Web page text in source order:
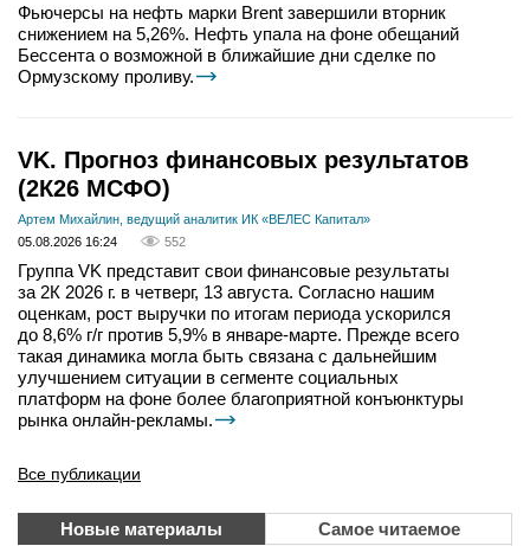
Фьючерсы на нефть марки Brent завершили вторник
снижением на 5,26%. Нефть упала на фоне обещаний
Бессента о возможной в ближайшие дни сделке по
Ормузскому проливу.
VK. Прогноз финансовых результатов
(2К26 МСФО)
Артем Михайлин, ведущий аналитик ИК «ВЕЛЕС Капитал»
05.08.2026 16:24
552
Группа VK представит свои финансовые результаты
за 2К 2026 г. в четверг, 13 августа. Согласно нашим
оценкам, рост выручки по итогам периода ускорился
до 8,6% г/г против 5,9% в январе-марте. Прежде всего
такая динамика могла быть связана с дальнейшим
улучшением ситуации в сегменте социальных
платформ на фоне более благоприятной конъюнктуры
рынка онлайн-рекламы.
Все публикации
Новые материалы Самое читаемое